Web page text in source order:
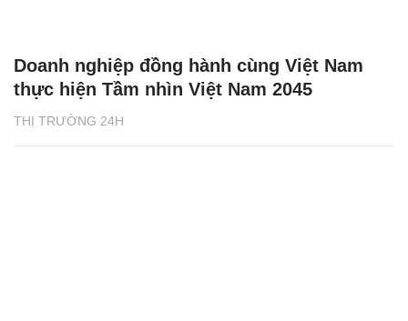
THỊ TRƯỜNG 24H
Doanh nghiệp đồng hành cùng Việt Nam
thực hiện Tầm nhìn Việt Nam 2045